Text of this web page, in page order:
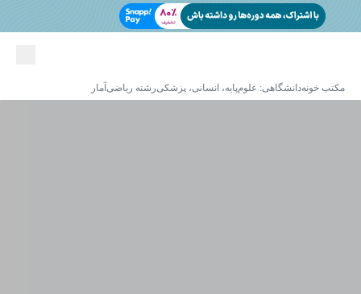
مکتب خونهدانشگاهی: علوم‌پایه، انسانی، پزشکیرشته ریاضی آمار